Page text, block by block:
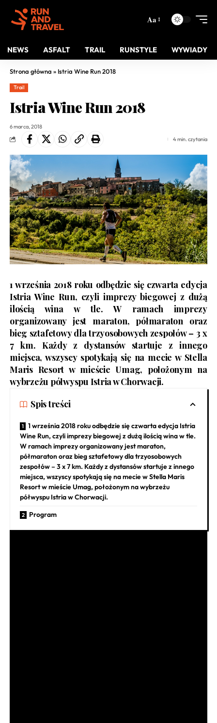
Aa
NEWS ASFALT TRAIL RUNSTYLE WYWIADY
Strona główna » Istria Wine Run 2018
Trail
Istria Wine Run 2018
6 marca, 2018
4 min. czytania
1 września 2018 roku odbędzie się czwarta edycja
Istria Wine Run, czyli imprezy biegowej z dużą
ilością wina w tle. W ramach imprezy
organizowany jest maraton, półmaraton oraz
bieg sztafetowy dla trzyosobowych zespołów – 3 x
7 km. Każdy z dystansów startuje z innego
miejsca, wszyscy spotykają się na mecie w Stella
Maris Resort w mieście Umag, położonym na
wybrzeżu półwyspu Istria w Chorwacji.
Spis treści
1 września 2018 roku odbędzie się czwarta edycja Istria
Wine Run, czyli imprezy biegowej z dużą ilością wina w tle.
W ramach imprezy organizowany jest maraton,
półmaraton oraz bieg sztafetowy dla trzyosobowych
zespołów – 3 x 7 km. Każdy z dystansów startuje z innego
miejsca, wszyscy spotykają się na mecie w Stella Maris
Resort w mieście Umag, położonym na wybrzeżu
półwyspu Istria w Chorwacji.
Program